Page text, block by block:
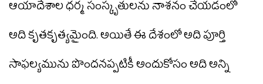
ఆయాదేశాల ధర్మ సంస్కృతులను నాశనం చేయడంలో
అది కృతకృత్యమైంది. అయితే ఈ దేశంలో అది పూర్తి
సాఫల్యమును పొందనప్పటికీ అందుకోసం అది అన్ని